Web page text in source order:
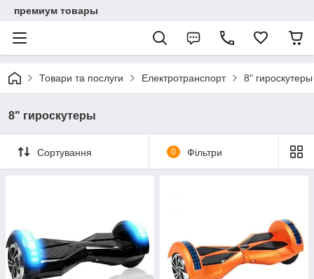
премиум товары
Товари та послуги Електротранспорт 8" гироскутеры
8" гироскутеры
Сортування 0 Фільтри